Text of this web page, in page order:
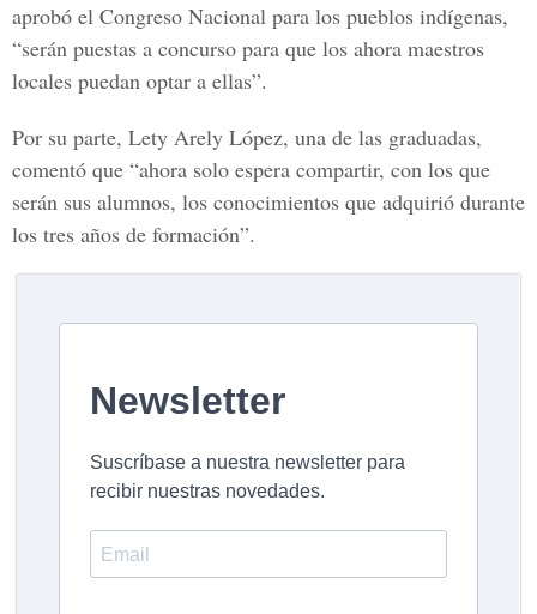
aprobó el Congreso Nacional para los pueblos indígenas,
“serán puestas a concurso para que los ahora maestros
locales puedan optar a ellas”.
Por su parte, Lety Arely López, una de las graduadas,
comentó que “ahora solo espera compartir, con los que
serán sus alumnos, los conocimientos que adquirió durante
los tres años de formación”.